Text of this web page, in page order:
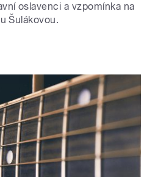
oslavenci a vzpomínka na
Šulákovou.